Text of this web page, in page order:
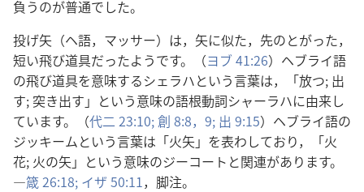
負うのが普通でした。
投げ矢（ヘ語，マッサー）は，矢に似た，先のとがった，
短い飛び道具だったようです。（ヨブ 41:26）ヘブライ語
の飛び道具を意味するシェラハという言葉は，「放つ; 出
す; 突き出す」という意味の語根動詞シャーラハに由来し
ています。（代二 23:10;創 8:8，9; 出 9:15）ヘブライ語の
ジッキームという言葉は「火矢」を表わしており，「火
花; 火の矢」という意味のジーコートと関連があります。
―箴 26:18; イザ 50:11，脚注。